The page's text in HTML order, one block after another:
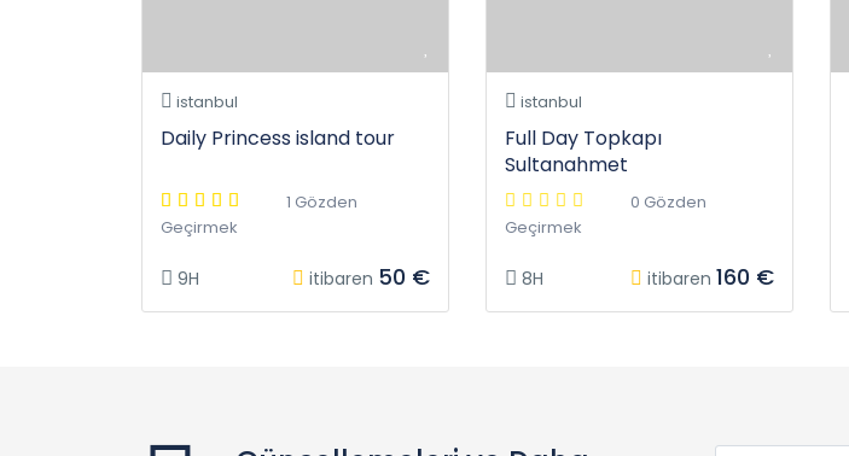
istanbul
Daily Princess island tour
1 Gözden
Geçirmek
9H itibaren 50 €
istanbul
Full Day Topkapı
Sultanahmet
0 Gözden
Geçirmek
8H itibaren 160 €